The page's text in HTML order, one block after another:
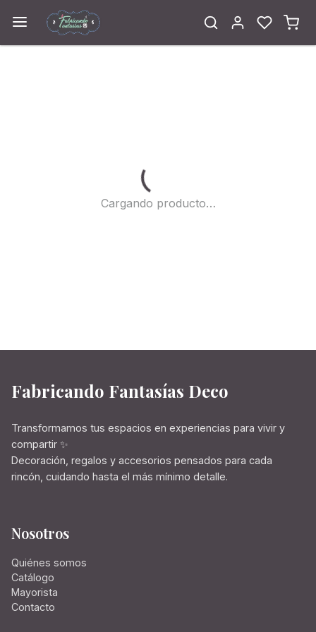
Cargando...
Cargando producto…
Fabricando Fantasías Deco
Transformamos tus espacios en experiencias para vivir y
compartir ✨
Decoración, regalos y accesorios pensados para cada
rincón, cuidando hasta el más mínimo detalle.
Nosotros
Quiénes somos
Catálogo
Mayorista
Contacto